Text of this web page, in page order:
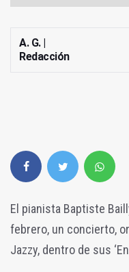
A. G. |
Redacción
El pianista Baptiste
febrero, un concierto,
Jazzy, dentro de sus